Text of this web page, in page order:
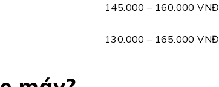
145.000 – 160.000 VNĐ
130.000 – 165.000 VNĐ